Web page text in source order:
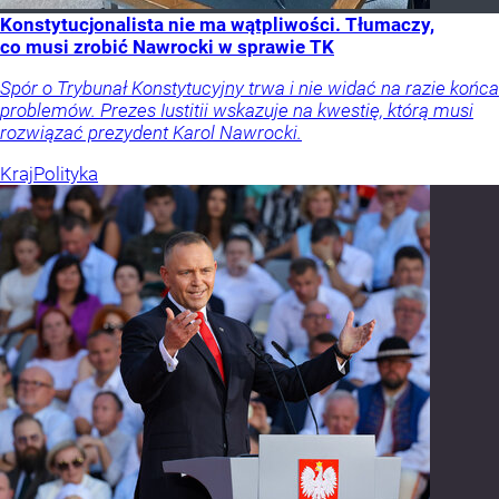
Konstytucjonalista nie ma wątpliwości. Tłumaczy,
co musi zrobić Nawrocki w sprawie TK
Spór o Trybunał Konstytucyjny trwa i nie widać na razie końca
problemów. Prezes Iustitii wskazuje na kwestię, którą musi
rozwiązać prezydent Karol Nawrocki.
KrajPolityka